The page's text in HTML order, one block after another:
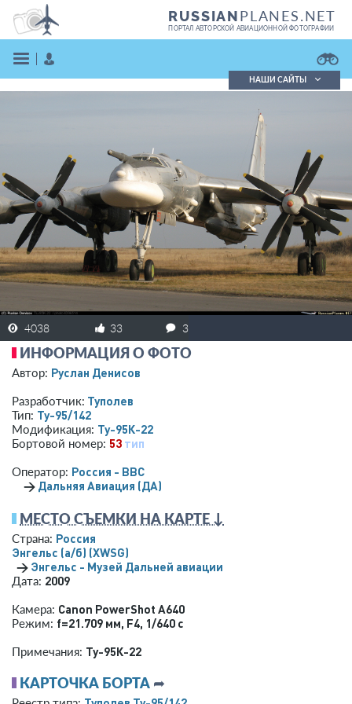
RUSSIANPLANES.NET
ПОРТАЛ АВТОРСКОЙ АВИАЦИОННОЙ ФОТОГРАФИИ
ВОЙТИ
ЗАРЕГИСТРИРОВАТЬСЯ
НАШИ САЙТЫ
4038 33 3
ИНФОРМАЦИЯ О ФОТО
Автор: Руслан Денисов
Разработчик: Туполев
Тип: Ту-95/142
Модификация: Ту-95К-22
Бортовой номер: 53 тип
Оператор: Россия - ВВС
→ Дальняя Авиация (ДА)
МЕСТО СЪЕМКИ НА КАРТЕ ↓
Страна: Россия
Энгельс (а/б) (XWSG)
→ Энгельс - Музей Дальней авиации
Дата: 2009
Камера: Canon PowerShot A640
Режим: f=21.709 мм, F4, 1/640 с
Примечания: Ту-95К-22
КАРТОЧКА БОРТА ➦